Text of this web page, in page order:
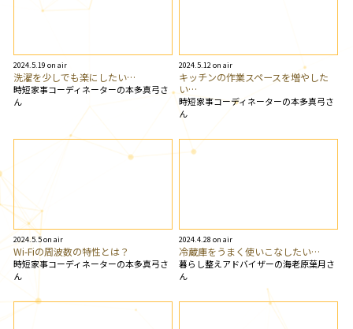
2024.5.19 on air
洗濯を少しでも楽にしたい…
時短家事コーディネーターの本多真弓さ
ん
2024.5.12 on air
キッチンの作業スペースを増やした
い…
時短家事コーディネーターの本多真弓さ
ん
2024.5.5 on air
Wi-Fiの周波数の特性とは？
時短家事コーディネーターの本多真弓さ
ん
2024.4.28 on air
冷蔵庫をうまく使いこなしたい…
暮らし整えアドバイザーの海老原葉月さ
ん